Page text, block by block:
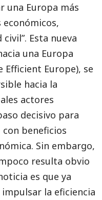
una Europa más
Esta nueva
una Europa
Efficient Europe), se
hacia la
actores
decisivo para
beneficios
Sin embargo,
resulta obvio
es que ya
la eficiencia